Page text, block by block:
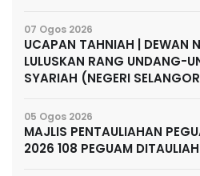
07 Ogos 2026
UCAPAN TAHNIAH | DEWAN
LULUSKAN RANG UNDANG-
SYARIAH (NEGERI
05 Ogos 2026
MAJLIS PENTAULIAHAN
2026 108 PEGUAM